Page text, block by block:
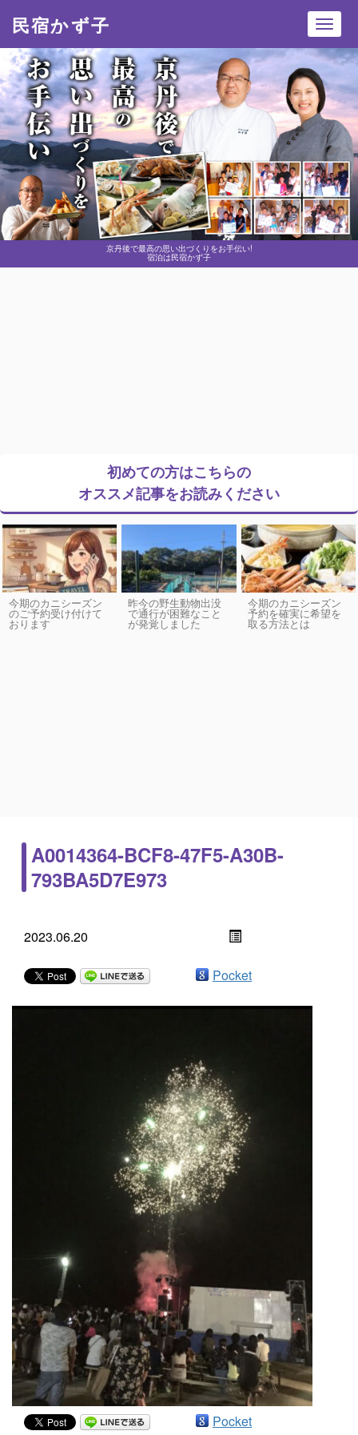
京丹後で最高の思い出づくりをお手伝い!
宿泊は民宿かず子
民宿かず子
初めての方はこちらの
オススメ記事をお読みください
今期のカニシーズン
のご予約受け付けて
おります
昨今の野生動物出没
で通行が困難なこと
が発覚しました
今期のカニシーズン
予約を確実に希望を
取る方法とは
A0014364-BCF8-47F5-A30B-
793BA5D7E973
2023.06.20
Pocket
Pocket